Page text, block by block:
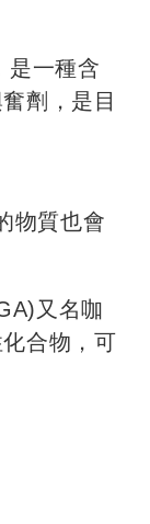
是一種含
劑，是目
物質也會
又名咖
合物，可